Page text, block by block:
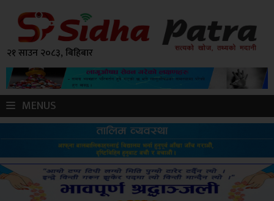
२१ साउन २०८३, बिहिबार
MENUS